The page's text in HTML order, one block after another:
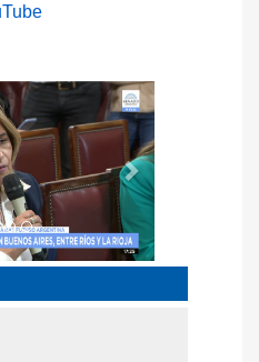
Siguiente